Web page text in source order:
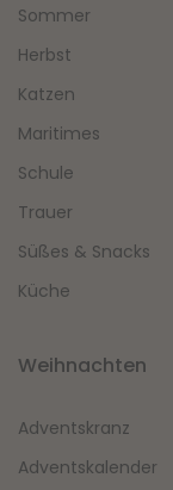
Sommer
Herbst
Katzen
Maritimes
Schule
Trauer
Süßes & Snacks
Küche
Weihnachten
Adventskranz
Adventskalender